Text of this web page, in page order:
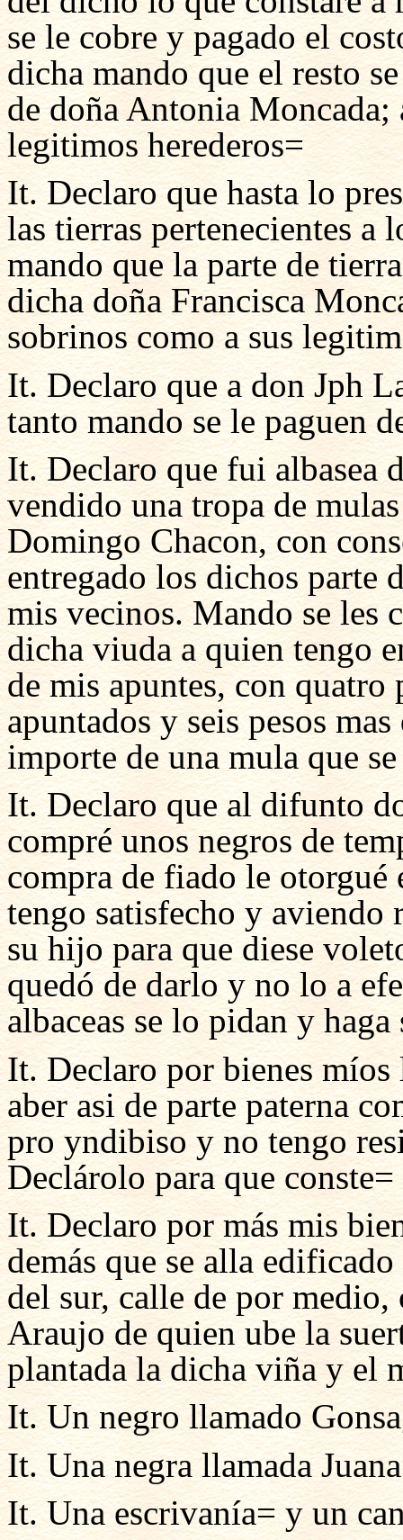
se le cobre y pagado el
dicha mando que el resto
de doña Antonia
legitimos herederos=
It. Declaro que hasta lo
las tierras pertenecientes a
mando que la parte de
dicha doña Francisca
sobrinos como a sus
It. Declaro que a don Jph
tanto mando se le paguen
It. Declaro que fui albasea
vendido una tropa de
Domingo Chacon, con
entregado los dichos parte
mis vecinos. Mando se les
dicha viuda a quien tengo
de mis apuntes, con quatro
apuntados y seis pesos
importe de una mula que
It. Declaro que al difunto
compré unos negros de
compra de fiado le otorgué
tengo satisfecho y
su hijo para que diese
quedó de darlo y no lo a
albaceas se lo pidan y
It. Declaro por bienes míos
aber asi de parte paterna
pro yndibiso y no tengo
Declárolo para que conste=
It. Declaro por más mis
demás que se alla
del sur, calle de por
Araujo de quien ube la
plantada la dicha viña y el
It. Un negro llamado
It. Una negra llamada
It. Una escrivanía= y un